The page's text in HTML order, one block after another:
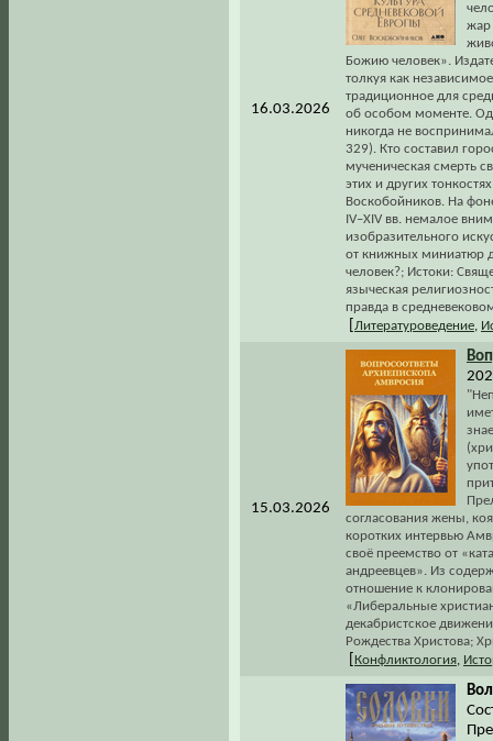
16.03.2026
жар
Божию человек».
толкуя как
традиционное для
об особом моменте.
никогда не
329). Кто составил
мученическая смерть
этих и других
Воскобойников. На
IV–XIV вв. немалое
изобразительного
от книжных миниатюр
человек?; Истоки:
языческая
правда в
Литературоведение,
15.03.2026
согласования жены,
коротких интервью
своё преемство от
андреевцев». Из
отношение к
«Либеральные
декабристское
Рождества Христова;
Конфликтология,